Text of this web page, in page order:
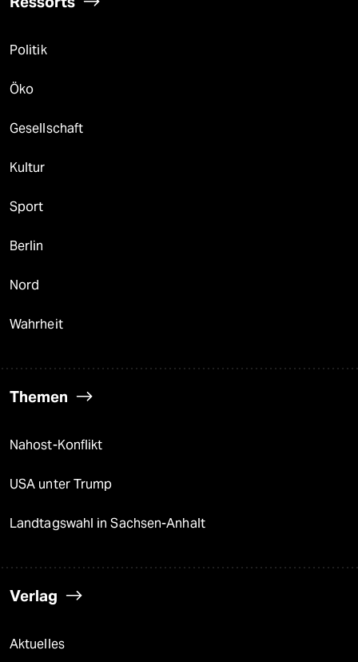
Politik
Öko
Gesellschaft
Kultur
Sport
Berlin
Nord
Wahrheit
Themen
Nahost-Konflikt
USA unter Trump
Landtagswahl in Sachsen-Anhalt
Verlag
Aktuelles